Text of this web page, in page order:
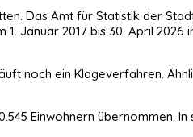
Das Amt für Statistik der
Januar 2017 bis 30. April
noch ein Klageverfahren.
Einwohnern übernommen.